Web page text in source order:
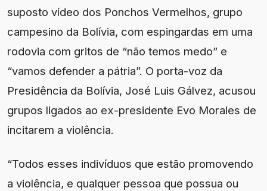
suposto vídeo dos Ponchos Vermelhos, grupo
campesino da Bolívia, com espingardas em uma
rodovia com gritos de “não temos medo” e
“vamos defender a pátria”. O porta-voz da
Presidência da Bolívia, José Luis Gálvez, acusou
grupos ligados ao ex-presidente Evo Morales de
incitarem a violência.
“Todos esses indivíduos que estão promovendo
a violência, e qualquer pessoa que possua ou